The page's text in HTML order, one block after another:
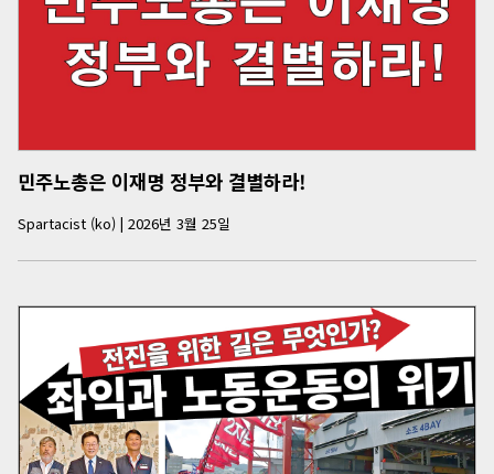
민주노총은 이재명 정부와 결별하라!
Spartacist (ko) | 2026년 3월 25일